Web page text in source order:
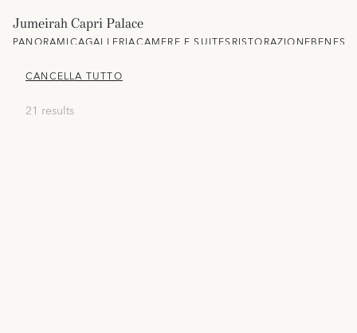
Jumeirah Capri Palace
PANORAMICAGALLERIACAMERE E SUITESRISTORAZIONE
CANCELLA TUTTO
21 results